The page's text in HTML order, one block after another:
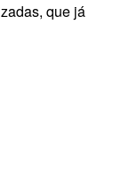
que já